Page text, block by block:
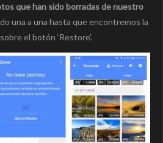
que han sido borradas de nuestro
una a una hasta que encontremos la
el botón ‘Restore’.